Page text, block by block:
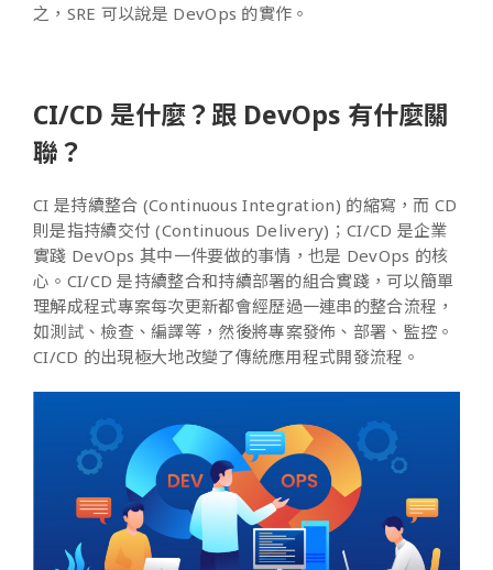
之，SRE 可以說是 DevOps 的實作。
CI/CD 是什麼？跟 DevOps 有什麼關
聯？
CI 是持續整合 (Continuous Integration) 的縮寫，而 CD
則是指持續交付 (Continuous Delivery)；CI/CD 是企業
實踐 DevOps 其中一件要做的事情，也是 DevOps 的核
心。CI/CD 是持續整合和持續部署的組合實踐，可以簡單
理解成程式專案每次更新都會經歷過一連串的整合流程，
如測試、檢查、編譯等，然後將專案發佈、部署、監控。
CI/CD 的出現極大地改變了傳統應用程式開發流程。